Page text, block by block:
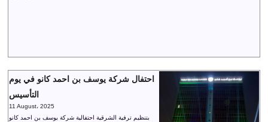
احتفال شركة يوسف بن احمد كانو في يوم
التأسيس
11 August، 2025
بتنظيم ترفية الشرقية احتفالية شركة يوسف بن احمد كانو